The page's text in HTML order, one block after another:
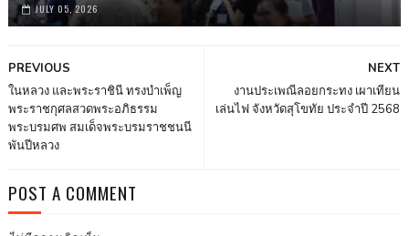
JULY 05, 2026
NEXT
งานประเพณีลอยกระทง เผาเทียน
เล่นไฟ จังหวัดสุโขทัย ประจำปี 2568
PREVIOUS
ในหลวง และพระราชินี ทรงบำเพ็ญ
พระราชกุศลสวดพระอภิธรรม
พระบรมศพ สมเด็จพระบรมราชชนนี
พันปีหลวง
POST A COMMENT